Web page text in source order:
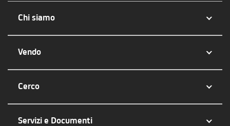
Chi siamo
Vendo
Cerco
Servizi e Documenti